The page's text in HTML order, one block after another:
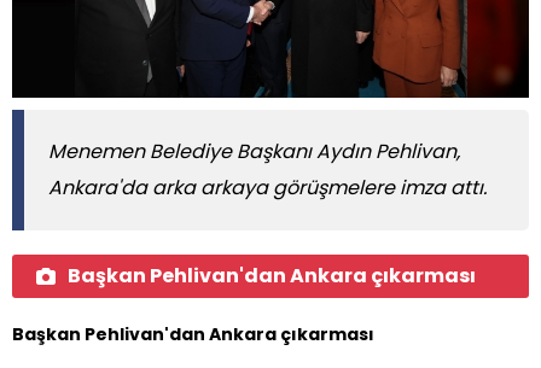
Menemen Belediye Başkanı Aydın Pehlivan,
Ankara'da arka arkaya görüşmelere imza attı.
Başkan Pehlivan'dan Ankara çıkarması
Başkan Pehlivan'dan Ankara çıkarması